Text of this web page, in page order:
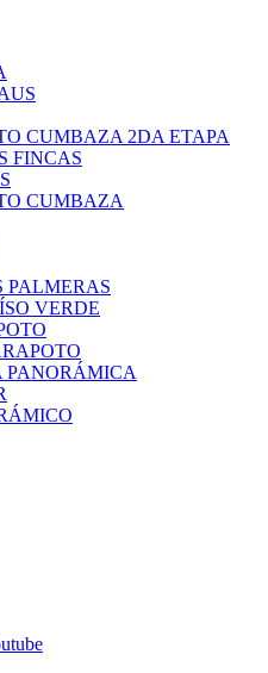
CUMBAZA 2DA ETAPA
FINCAS
CUMBAZA
PALMERAS
VERDE
PANORÁMICA